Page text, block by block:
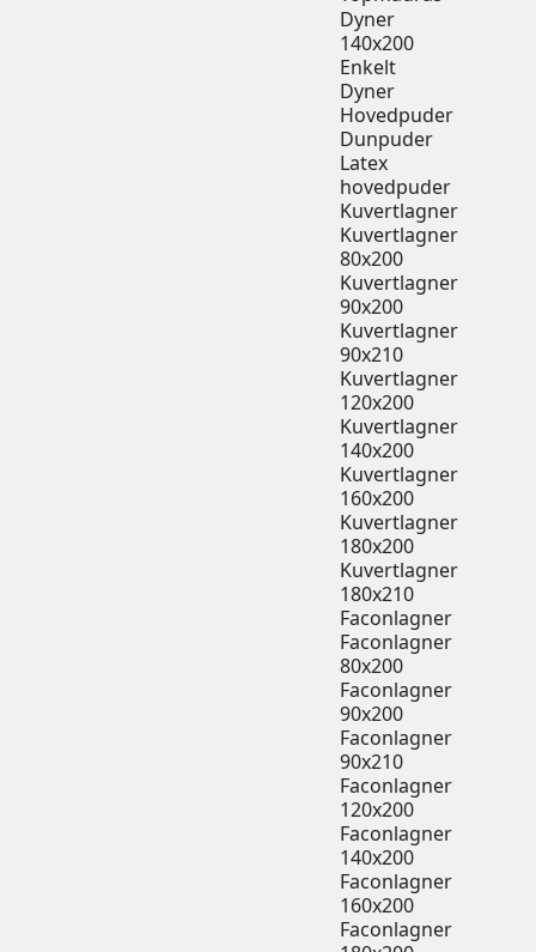
Dyner
140x200
Enkelt
Dyner
Hovedpuder
Dunpuder
Latex
hovedpuder
Kuvertlagner
Kuvertlagner
80x200
Kuvertlagner
90x200
Kuvertlagner
90x210
Kuvertlagner
120x200
Kuvertlagner
140x200
Kuvertlagner
160x200
Kuvertlagner
180x200
Kuvertlagner
180x210
Faconlagner
Faconlagner
80x200
Faconlagner
90x200
Faconlagner
90x210
Faconlagner
120x200
Faconlagner
140x200
Faconlagner
160x200
Faconlagner